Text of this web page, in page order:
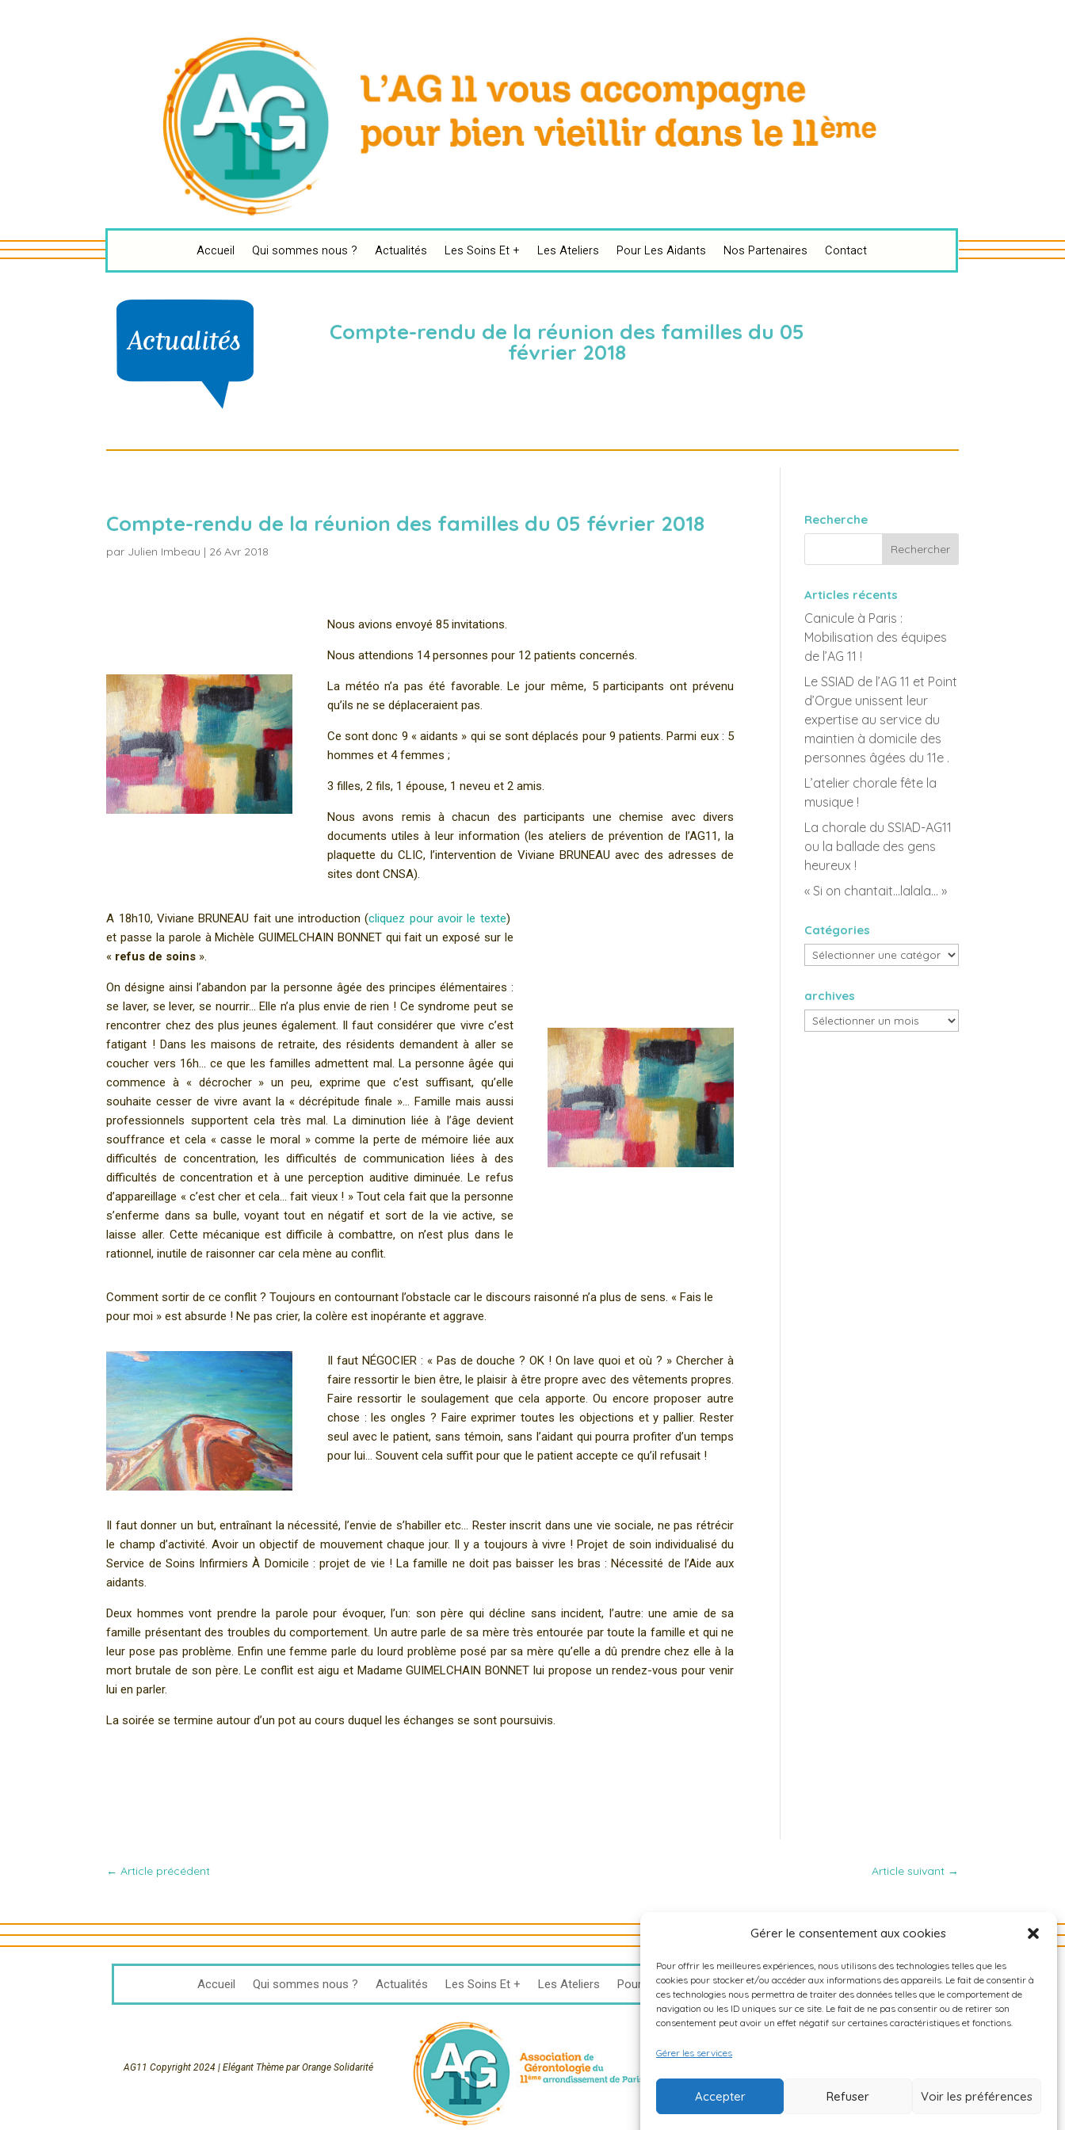
Gérer le consentement aux cookies
Pour offrir les meilleures expériences, nous utilisons des technologies telles que les
cookies pour stocker et/ou accéder aux informations des appareils. Le fait de consentir à
ces technologies nous permettra de traiter des données telles que le comportement de
navigation ou les ID uniques sur ce site. Le fait de ne pas consentir ou de retirer son
consentement peut avoir un effet négatif sur certaines caractéristiques et fonctions.
Gérer les services
Accepter Refuser Voir les préférences
Accueil Qui sommes nous ? Actualités Les Soins Et + Les Ateliers Pour Les Aidants Nos Partenaires Contact
Compte-rendu de la réunion des familles du 05
février 2018
Compte-rendu de la réunion des familles du 05 février 2018
par Julien Imbeau | 26 Avr 2018
Nous avions envoyé 85 invitations.
Nous attendions 14 personnes pour 12 patients concernés.
La météo n’a pas été favorable. Le jour même, 5 participants ont prévenu
qu’ils ne se déplaceraient pas.
Ce sont donc 9 « aidants » qui se sont déplacés pour 9 patients. Parmi eux : 5
hommes et 4 femmes ;
3 filles, 2 fils, 1 épouse, 1 neveu et 2 amis.
Nous avons remis à chacun des participants une chemise avec divers
documents utiles à leur information (les ateliers de prévention de l’AG11, la
plaquette du CLIC, l’intervention de Viviane BRUNEAU avec des adresses de
sites dont CNSA).
A 18h10, Viviane BRUNEAU fait une introduction (cliquez pour avoir le texte)
et passe la parole à Michèle GUIMELCHAIN BONNET qui fait un exposé sur le
« refus de soins ».
On désigne ainsi l’abandon par la personne âgée des principes élémentaires :
se laver, se lever, se nourrir… Elle n’a plus envie de rien ! Ce syndrome peut se
rencontrer chez des plus jeunes également. Il faut considérer que vivre c’est
fatigant ! Dans les maisons de retraite, des résidents demandent à aller se
coucher vers 16h… ce que les familles admettent mal. La personne âgée qui
commence à « décrocher » un peu, exprime que c’est suffisant, qu’elle
souhaite cesser de vivre avant la « décrépitude finale »… Famille mais aussi
professionnels supportent cela très mal. La diminution liée à l’âge devient
souffrance et cela « casse le moral » comme la perte de mémoire liée aux
difficultés de concentration, les difficultés de communication liées à des
difficultés de concentration et à une perception auditive diminuée. Le refus
d’appareillage « c’est cher et cela… fait vieux ! » Tout cela fait que la personne
s’enferme dans sa bulle, voyant tout en négatif et sort de la vie active, se
laisse aller. Cette mécanique est difficile à combattre, on n’est plus dans le
rationnel, inutile de raisonner car cela mène au conflit.
Comment sortir de ce conflit ? Toujours en contournant l’obstacle car le discours raisonné n’a plus de sens. « Fais le
pour moi » est absurde ! Ne pas crier, la colère est inopérante et aggrave.
Il faut NÉGOCIER : « Pas de douche ? OK ! On lave quoi et où ? » Chercher à
faire ressortir le bien être, le plaisir à être propre avec des vêtements propres.
Faire ressortir le soulagement que cela apporte. Ou encore proposer autre
chose : les ongles ? Faire exprimer toutes les objections et y pallier. Rester
seul avec le patient, sans témoin, sans l’aidant qui pourra profiter d’un temps
pour lui… Souvent cela suffit pour que le patient accepte ce qu’il refusait !
Il faut donner un but, entraînant la nécessité, l’envie de s’habiller etc… Rester inscrit dans une vie sociale, ne pas rétrécir
le champ d’activité. Avoir un objectif de mouvement chaque jour. Il y a toujours à vivre ! Projet de soin individualisé du
Service de Soins Infirmiers À Domicile : projet de vie ! La famille ne doit pas baisser les bras : Nécessité de l’Aide aux
aidants.
Deux hommes vont prendre la parole pour évoquer, l’un: son père qui décline sans incident, l’autre: une amie de sa
famille présentant des troubles du comportement. Un autre parle de sa mère très entourée par toute la famille et qui ne
leur pose pas problème. Enfin une femme parle du lourd problème posé par sa mère qu’elle a dû prendre chez elle à la
mort brutale de son père. Le conflit est aigu et Madame GUIMELCHAIN BONNET lui propose un rendez-vous pour venir
lui en parler.
La soirée se termine autour d’un pot au cours duquel les échanges se sont poursuivis.
Recherche
Articles récents
Canicule à Paris :
Mobilisation des équipes
de l’AG 11 !
Le SSIAD de l’AG 11 et Point
d’Orgue unissent leur
expertise au service du
maintien à domicile des
personnes âgées du 11e .
L’atelier chorale fête la
musique !
La chorale du SSIAD-AG11
ou la ballade des gens
heureux !
« Si on chantait…lalala… »
Catégories
Catégories
archives
archives
←Article précédent Article suivant→
Accueil Qui sommes nous ? Actualités Les Soins Et + Les Ateliers Pour Les Aidants Nos Partenaires Contact
AG11 Copyright 2024 | Elégant Thème par Orange Solidarité
Politique de cookies